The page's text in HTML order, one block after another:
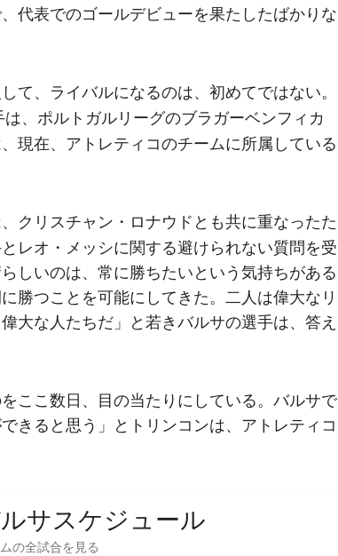
代表でのゴールデビューを果たしたばかりな
て、ライバルになるのは、初めてではない。
は、ポルトガルリーグのブラガーベンフィカ
現在、アトレティコのチームに所属している
クリスチャン・ロナウドとも共に重なったた
レオ・メッシに関する避けられない質問を受
しいのは、常に勝ちたいという気持ちがある
勝つことを可能にしてきた。二人は偉大なリ
大な人たちだ」と若きバルサの選手は、答え
ここ数日、目の当たりにしている。バルサで
きると思う」とトリンコンは、アトレティコ
サスケジュール
の全試合を見る